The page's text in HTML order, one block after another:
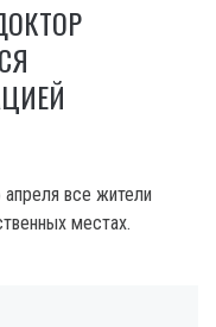
все жители
местах.